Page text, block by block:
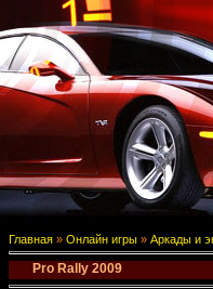
Главная » Онлайн игры » Аркады и
Pro Rally 2009